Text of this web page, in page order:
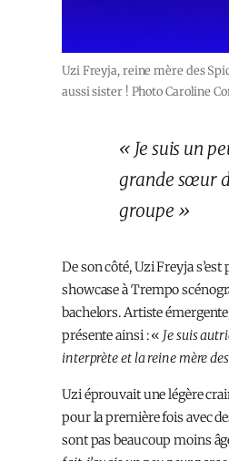
Uzi Freyja, reine mère des
aussi sister ! Photo Caroline
« Je suis un
grande sœur
groupe »
De son côté, Uzi Freyja s’est
showcase à Trempo
bachelors. Artiste
présente ainsi : « Je suis
interprète et la reine mère des
Uzi éprouvait une légère
pour la première fois avec
sont pas beaucoup moins